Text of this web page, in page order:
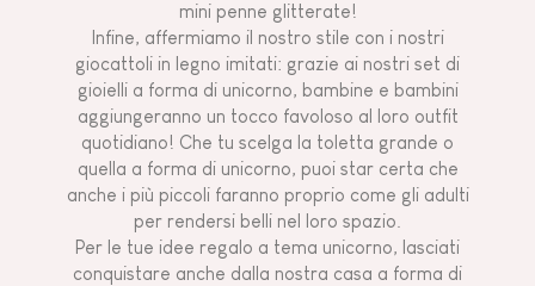
mini penne glitterate!
Infine, affermiamo il nostro stile con i nostri
giocattoli in legno imitati: grazie ai nostri set di
gioielli a forma di unicorno, bambine e bambini
aggiungeranno un tocco favoloso al loro outfit
quotidiano! Che tu scelga la toletta grande o
quella a forma di unicorno, puoi star certa che
anche i più piccoli faranno proprio come gli adulti
per rendersi belli nel loro spazio.
Per le tue idee regalo a tema unicorno, lasciati
conquistare anche dalla nostra casa a forma di